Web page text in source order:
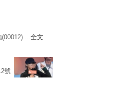
(00012) ...全文
號